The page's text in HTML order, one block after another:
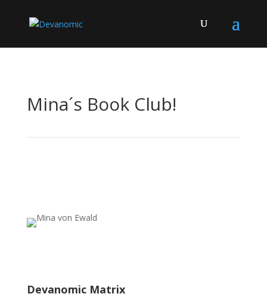
Mina´s Book Club!
Devanomic Matrix